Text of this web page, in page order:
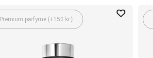
Premium parfyme (+150 kr.)